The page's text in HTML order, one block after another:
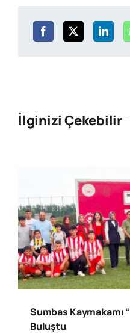
İlginizi Çekebilir
Sumbas Kaymakamı
Buluştu